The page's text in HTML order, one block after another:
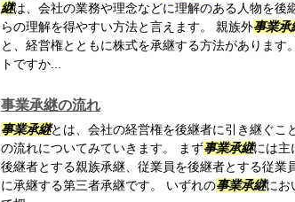
継は、会社の業務や理念などに理解のある人物を後
らの理解を得やすい方法と言えます。 親族外事業承
と、経営権とともに株式を承継する方法があります
トですか...
事業承継の流れ
事業承継とは、会社の経営権を後継者に引き継ぐこ
の流れについてみていきます。 まず事業承継には主
後継者とする親族承継、従業員を後継者とする従業
に承継する第三者承継です。 いずれの事業承継にお